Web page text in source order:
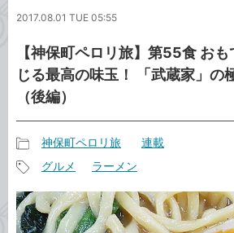
ッ
2017.08.01 TUE 05:55
【神保町ペロリ旅】第55食 お
じる最高の味玉！ 「武蔵家」の
（後編）
事
カ
テ
神保町ペロリ旅 連載
事
タ
グルメ ラーメン